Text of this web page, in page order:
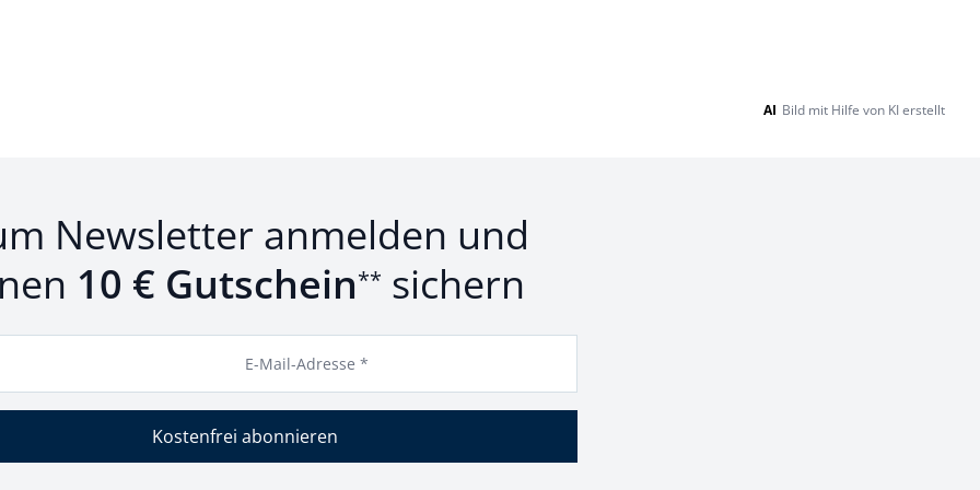
AI Bild mit Hilfe von KI erstellt
Newsletter anmelden und
10 € Gutschein** sichern
E-Mail-Adresse *
Kostenfrei abonnieren